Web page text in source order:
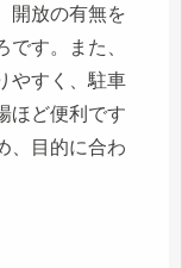
開放の有無を
す。また、
やすく、駐車
ほど便利です
、目的に合わ